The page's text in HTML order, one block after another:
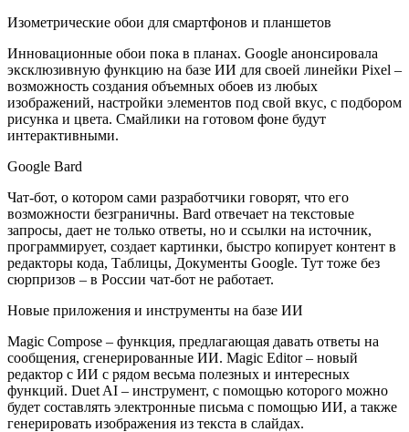
Изометрические обои для смартфонов и планшетов
Инновационные обои пока в планах. Google анонсировала
эксклюзивную функцию на базе ИИ для своей линейки Pixel –
возможность создания объемных обоев из любых
изображений, настройки элементов под свой вкус, с подбором
рисунка и цвета. Смайлики на готовом фоне будут
интерактивными.
Google Bard
Чат-бот, о котором сами разработчики говорят, что его
возможности безграничны. Bard отвечает на текстовые
запросы, дает не только ответы, но и ссылки на источник,
программирует, создает картинки, быстро копирует контент в
редакторы кода, Таблицы, Документы Google. Тут тоже без
сюрпризов – в России чат-бот не работает.
Новые приложения и инструменты на базе ИИ
Magic Compose – функция, предлагающая давать ответы на
сообщения, сгенерированные ИИ. Magic Editor – новый
редактор с ИИ с рядом весьма полезных и интересных
функций. Duet AI – инструмент, с помощью которого можно
будет составлять электронные письма с помощью ИИ, а также
генерировать изображения из текста в слайдах.